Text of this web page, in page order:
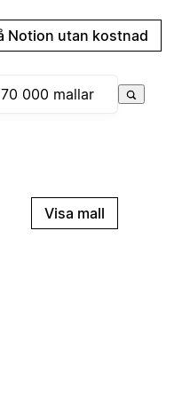
Notion utan kostnad
Visa mall